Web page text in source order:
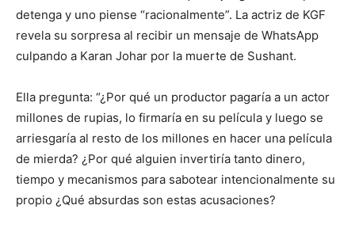
detenga y uno piense “racionalmente”. La actriz de KGF
revela su sorpresa al recibir un mensaje de WhatsApp
culpando a Karan Johar por la muerte de Sushant.
Ella pregunta: “¿Por qué un productor pagaría a un actor
millones de rupias, lo firmaría en su película y luego se
arriesgaría al resto de los millones en hacer una película
de mierda? ¿Por qué alguien invertiría tanto dinero,
tiempo y mecanismos para sabotear intencionalmente su
propio ¿Qué absurdas son estas acusaciones?